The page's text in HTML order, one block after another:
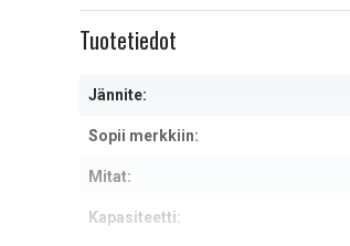
Tuotetiedot
Jännite:
Sopii merkkiin:
Mitat:
Kapasiteetti: